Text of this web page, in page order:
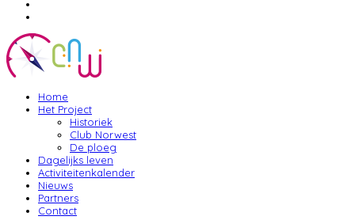
Home
Het Project
Historiek
Club Norwest
De ploeg
Dagelijks leven
Activiteitenkalender
Nieuws
Partners
Contact